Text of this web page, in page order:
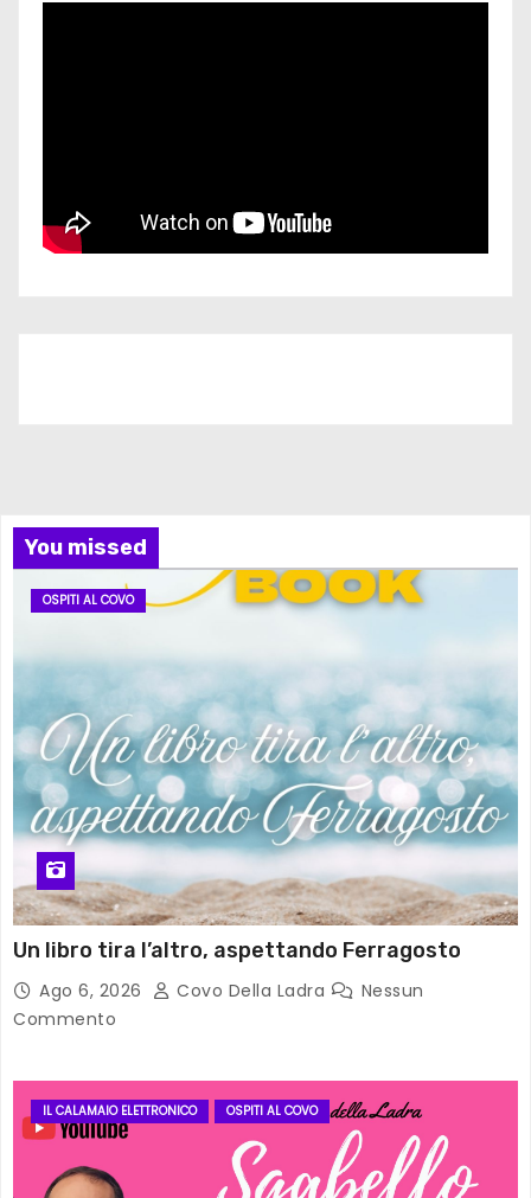
You missed
OSPITI AL COVO
Un libro tira l’altro, aspettando Ferragosto
Ago 6, 2026 Covo Della Ladra
Nessun
Commento
IL CALAMAIO ELETTRONICO OSPITI AL COVO